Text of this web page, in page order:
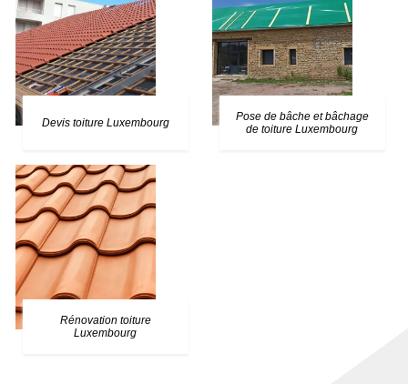
Devis toiture Luxembourg
Pose de bâche et bâchage
de toiture Luxembourg
Rénovation toiture
Luxembourg